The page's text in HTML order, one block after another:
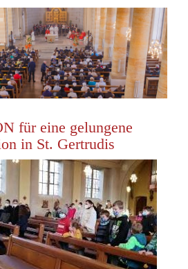
für eine gelungene
in St. Gertrudis